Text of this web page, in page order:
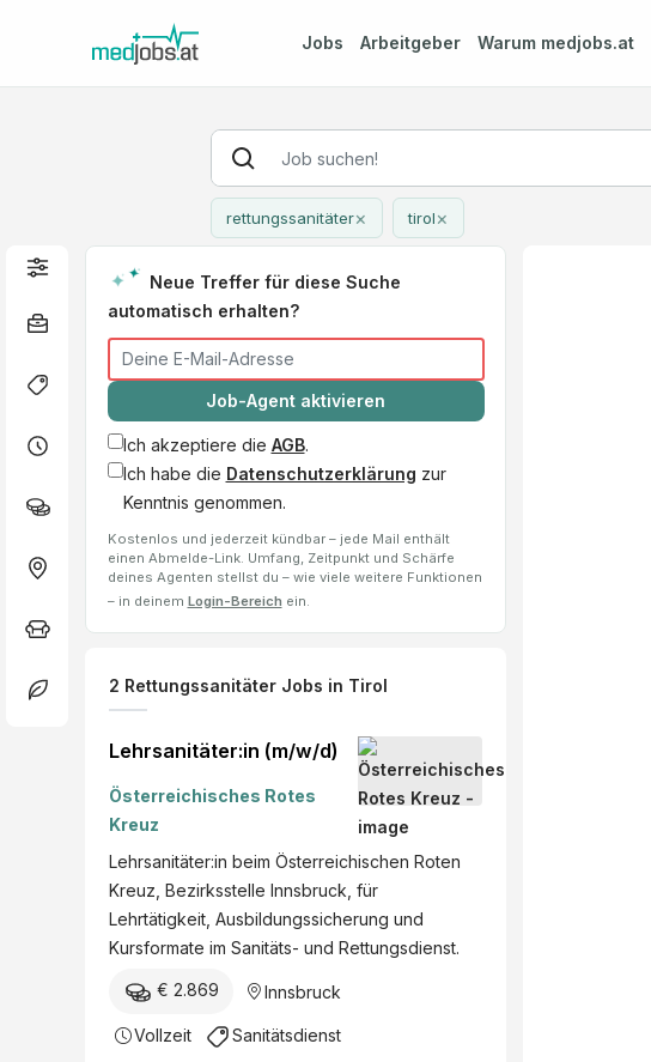
Jobs Arbeitgeber Warum medjobs.at
rettungssanitäter× tirol×
Neue Treffer für diese Suche
automatisch erhalten?
Job-Agent aktivieren
Ich akzeptiere die AGB.
Ich habe die Datenschutzerklärung zur
Kenntnis genommen.
Kostenlos und jederzeit kündbar – jede Mail enthält
einen Abmelde-Link. Umfang, Zeitpunkt und Schärfe
deines Agenten stellst du – wie viele weitere Funktionen
– in deinem Login-Bereich ein.
2 Rettungssanitäter Jobs in Tirol
Lehrsanitäter:in (m/w/d)
Österreichisches Rotes
Kreuz
Lehrsanitäter:in beim Österreichischen Roten
Kreuz, Bezirksstelle Innsbruck, für
Lehrtätigkeit, Ausbildungssicherung und
Kursformate im Sanitäts- und Rettungsdienst.
€ 2.869 Innsbruck
Vollzeit Sanitätsdienst